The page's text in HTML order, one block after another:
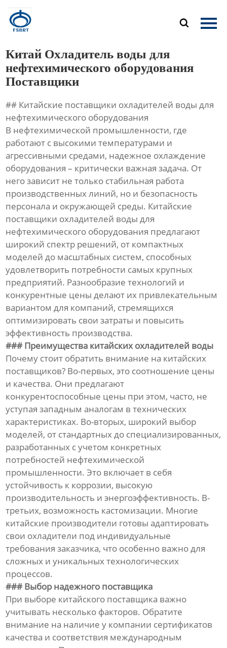

Главная
О Нас
Контакты
Китай Охладитель воды для
нефтехимического оборудования
Поставщики
## Китайские поставщики охладителей воды для
нефтехимического оборудования
В нефтехимической промышленности, где
работают с высокими температурами и
агрессивными средами, надежное охлаждение
оборудования – критически важная задача. От
него зависит не только стабильная работа
производственных линий, но и безопасность
персонала и окружающей среды. Китайские
поставщики охладителей воды для
нефтехимического оборудования предлагают
широкий спектр решений, от компактных
моделей до масштабных систем, способных
удовлетворить потребности самых крупных
предприятий. Разнообразие технологий и
конкурентные цены делают их привлекательным
вариантом для компаний, стремящихся
оптимизировать свои затраты и повысить
эффективность производства.
### Преимущества китайских охладителей воды
Почему стоит обратить внимание на китайских
поставщиков? Во-первых, это соотношение цены
и качества. Они предлагают
конкурентоспособные цены при этом, часто, не
уступая западным аналогам в технических
характеристиках. Во-вторых, широкий выбор
моделей, от стандартных до специализированных,
разработанных с учетом конкретных
потребностей нефтехимической
промышленности. Это включает в себя
устойчивость к коррозии, высокую
производительность и энергоэффективность. В-
третьих, возможность кастомизации. Многие
китайские производители готовы адаптировать
свои охладители под индивидуальные
требования заказчика, что особенно важно для
сложных и уникальных технологических
процессов.
### Выбор надежного поставщика
При выборе китайского поставщика важно
учитывать несколько факторов. Обратите
внимание на наличие у компании сертификатов
качества и соответствия международным